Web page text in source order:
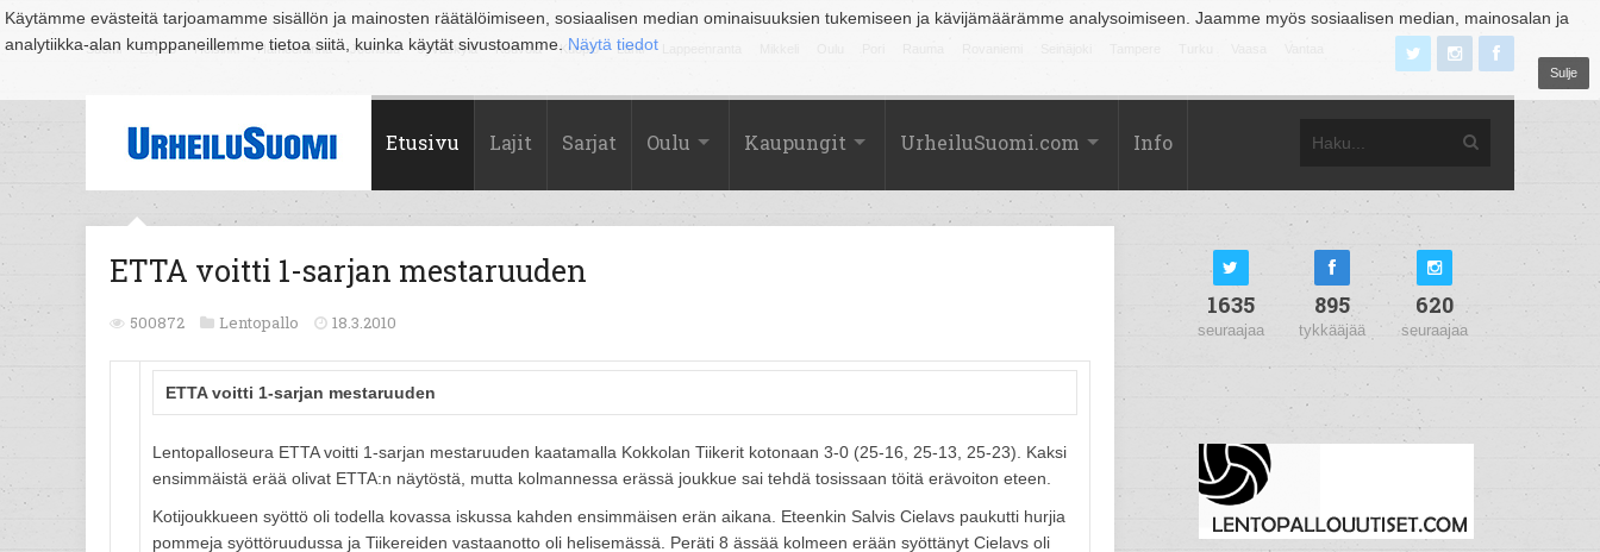
Käytämme evästeitä tarjoamamme sisällön ja mainosten räätälöimiseen, sosiaalisen median ominaisuuksien tukemiseen ja kävijämäärämme analysoimiseen. Jaamme myös sosiaalisen median, mainosalan ja
analytiikka-alan kumppaneillemme tietoa siitä, kuinka käytät sivustoamme. Näytä tiedot
Sulje
Suomi Espoo Helsinki Hämeenlinna Joensuu Jyväskylä Kouvola Kuopio Lahti
Etusivu Lajit Sarjat Oulu Kaupungit UrheiluSuomi.com Info
ETTA voitti 1-sarjan mestaruuden
500872 Lentopallo 18.3.2010
ETTA voitti 1-sarjan mestaruuden
Lentopalloseura ETTA voitti 1-sarjan mestaruuden kaatamalla Kokkolan Tiikerit kotonaan 3-0 (25-16, 25-13, 25-23). Kaksi
ensimmäistä erää olivat ETTA:n näytöstä, mutta kolmannessa erässä joukkue sai tehdä tosissaan töitä erävoiton eteen.
Kotijoukkueen syöttö oli todella kovassa iskussa kahden ensimmäisen erän aikana. Eteenkin Salvis Cielavs paukutti hurjia
pommeja syöttöruudussa ja Tiikereiden vastaanotto oli helisemässä. Peräti 8 ässää kolmeen erään syöttänyt Cielavs oli
1635
seuraajaa
895
tykkääjää
620
seuraajaa